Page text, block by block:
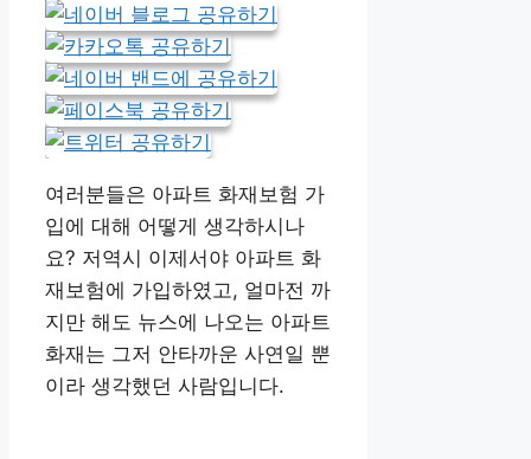
여러분들은 아파트 화재보험 가
입에 대해 어떻게 생각하시나
요? 저역시 이제서야 아파트 화
재보험에 가입하였고, 얼마전 까
지만 해도 뉴스에 나오는 아파트
화재는 그저 안타까운 사연일 뿐
이라 생각했던 사람입니다.